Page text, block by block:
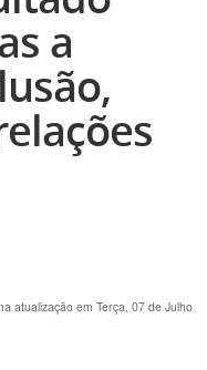
a
atualização em Terça, 07 de Julho